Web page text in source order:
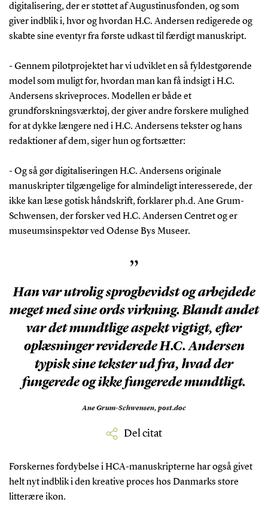
digitalisering, der er støttet af Augustinusfonden, og som
giver indblik i, hvor og hvordan H.C. Andersen redigerede og
skabte sine eventyr fra første udkast til færdigt manuskript.
- Gennem pilotprojektet har vi udviklet en så fyldestgørende
model som muligt for, hvordan man kan få indsigt i H.C.
Andersens skriveproces. Modellen er både et
grundforskningsværktøj, der giver andre forskere mulighed
for at dykke længere ned i H.C. Andersens tekster og hans
redaktioner af dem, siger hun og fortsætter:
- Og så gør digitaliseringen H.C. Andersens originale
manuskripter tilgængelige for almindeligt interesserede, der
ikke kan læse gotisk håndskrift, forklarer ph.d. Ane Grum-
Schwensen, der forsker ved H.C. Andersen Centret og er
museumsinspektør ved Odense Bys Museer.
”
Han var utrolig sprogbevidst og arbejdede
meget med sine ords virkning. Blandt andet
var det mundtlige aspekt vigtigt, efter
oplæsninger reviderede H.C. Andersen
typisk sine tekster ud fra, hvad der
fungerede og ikke fungerede mundtligt.
Ane Grum-Schwensen, post.doc
Del citat
Forskernes fordybelse i HCA-manuskripterne har også givet
helt nyt indblik i den kreative proces hos Danmarks store
litterære ikon.